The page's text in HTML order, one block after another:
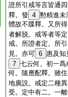
證所引戒等言皆通
釋。發 4 懃精進未
體故不牒釋。又所
者解脱。戒等者等
戒。所證者定。所
見。亦可 6 惠及知
7 七云何。初一
何。隨應配釋。雖
地廣説。戒定二種
受。定中有二。一